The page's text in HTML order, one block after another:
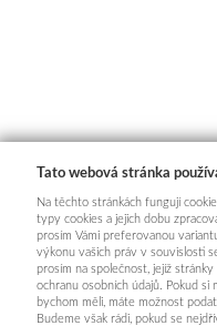
Tato webová stránka
Na těchto stránkách fungují
typy cookies a jejich dobu
prosím Vámi preferovanou
výkonu vašich práv v souvislosti
prosím na společnost, jejíž
ochranu osobních údajů. Pokud si
bychom měli, máte možnost
Budeme však rádi, pokud se